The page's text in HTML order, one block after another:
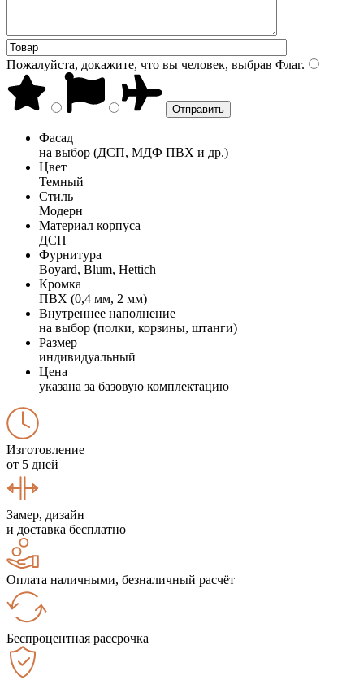
Пожалуйста, докажите, что вы человек, выбрав Флаг.
Фасад
на выбор (ДСП, МДФ ПВХ и др.)
Цвет
Темный
Стиль
Модерн
Материал корпуса
ДСП
Фурнитура
Boyard, Blum, Hettich
Кромка
ПВХ (0,4 мм, 2 мм)
Внутреннее наполнение
на выбор (полки, корзины, штанги)
Размер
индивидуальный
Цена
указана за базовую комплектацию
Изготовление
от 5 дней
Замер, дизайн
и доставка бесплатно
Оплата наличными, безналичный расчёт
Беспроцентная рассрочка